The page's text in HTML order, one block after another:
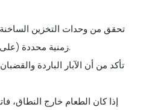
زمنية محددة (على سبيل المثال، كل 2-4 ساعات).